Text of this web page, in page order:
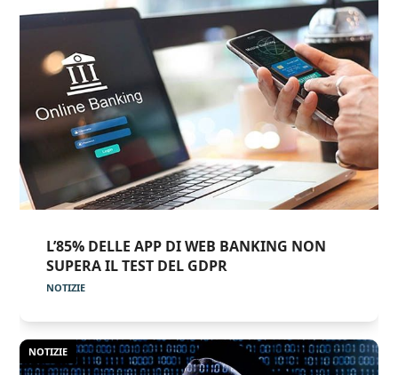
L’85% DELLE APP DI WEB BANKING NON
SUPERA IL TEST DEL GDPR
NOTIZIE
NOTIZIE